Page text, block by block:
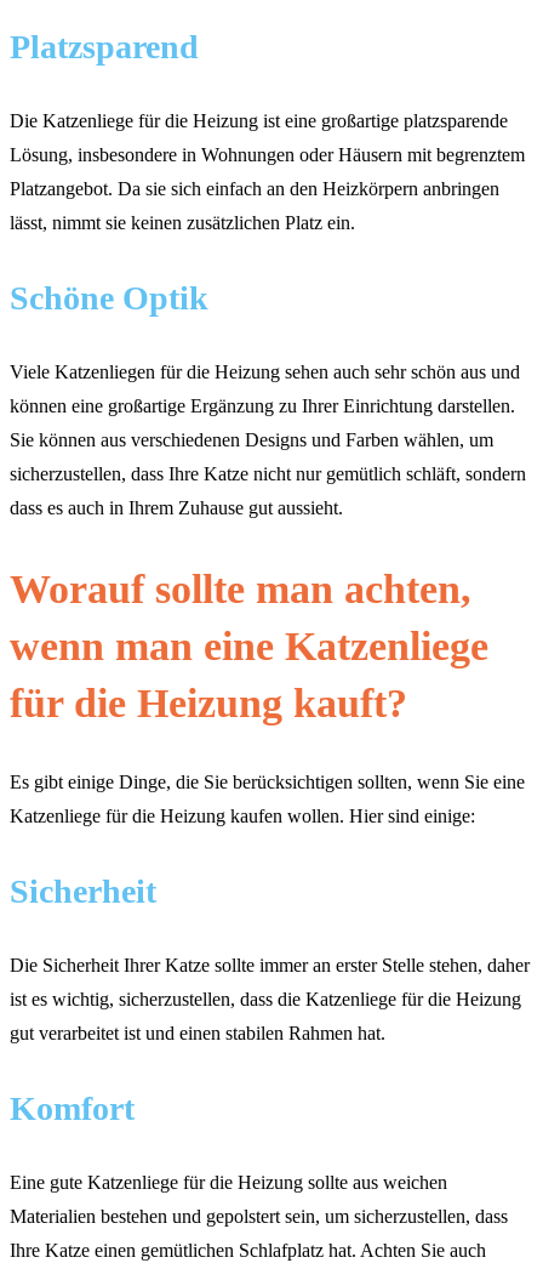
Platzsparend
Die Katzenliege für die Heizung ist eine großartige platzsparende
Lösung, insbesondere in Wohnungen oder Häusern mit begrenztem
Platzangebot. Da sie sich einfach an den Heizkörpern anbringen
lässt, nimmt sie keinen zusätzlichen Platz ein.
Schöne Optik
Viele Katzenliegen für die Heizung sehen auch sehr schön aus und
können eine großartige Ergänzung zu Ihrer Einrichtung darstellen.
Sie können aus verschiedenen Designs und Farben wählen, um
sicherzustellen, dass Ihre Katze nicht nur gemütlich schläft, sondern
dass es auch in Ihrem Zuhause gut aussieht.
Worauf sollte man achten,
wenn man eine Katzenliege
für die Heizung kauft?
Es gibt einige Dinge, die Sie berücksichtigen sollten, wenn Sie eine
Katzenliege für die Heizung kaufen wollen. Hier sind einige:
Sicherheit
Die Sicherheit Ihrer Katze sollte immer an erster Stelle stehen, daher
ist es wichtig, sicherzustellen, dass die Katzenliege für die Heizung
gut verarbeitet ist und einen stabilen Rahmen hat.
Komfort
Eine gute Katzenliege für die Heizung sollte aus weichen
Materialien bestehen und gepolstert sein, um sicherzustellen, dass
Ihre Katze einen gemütlichen Schlafplatz hat. Achten Sie auch